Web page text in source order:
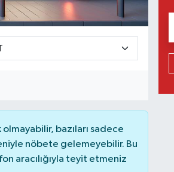
bazıları sadece
nöbete gelemeyebilir. Bu
aracılığıyla teyit etmeniz